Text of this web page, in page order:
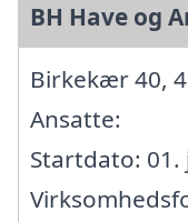
BH Have og
Birkekær 40,
Ansatte:
Startdato: 01.